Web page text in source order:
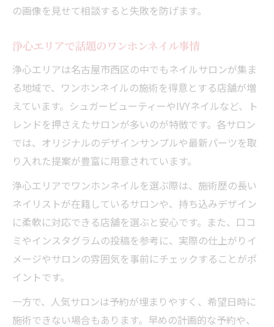
の画像を見せて相談すると失敗を防げます。
浄心エリアで話題のワンホンネイル事情
浄心エリアは名古屋市西区の中でもネイルサロンが集ま
る地域で、ワンホンネイルの施術を得意とする店舗が増
えています。シュガービューティーやIVYネイルなど、ト
レンドを押さえたサロンが多いのが特徴です。各サロン
では、オリジナルのデザインサンプルや最新パーツを取
り入れた提案が豊富に用意されています。
浄心エリアでワンホンネイルを選ぶ際は、施術歴の長い
ネイリストが在籍しているサロンや、持ち込みデザイン
に柔軟に対応できる店舗を選ぶと安心です。また、口コ
ミやインスタグラムの投稿を参考に、実際の仕上がりイ
メージやサロンの雰囲気を事前にチェックすることがポ
イントです。
一方で、人気サロンは予約が埋まりやすく、希望日時に
施術できない場合もあります。早めの計画的な予約や、